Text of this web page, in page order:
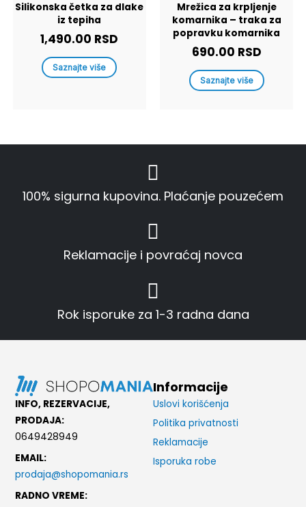
Silikonska četka za dlake
iz tepiha
1,490.00 RSD
Saznajte više
Mrežica za krpljenje
komarnika – traka za
popravku komarnika
690.00 RSD
Saznajte više
100% sigurna kupovina. Plaćanje pouzećem
Reklamacije i povraćaj novca
Rok isporuke za 1-3 radna dana
INFO, REZERVACIJE,
PRODAJA:
0649428949
EMAIL:
prodaja@shopomania.rs
RADNO VREME:
Informacije
Uslovi korišćenja
Politika privatnosti
Reklamacije
Isporuka robe